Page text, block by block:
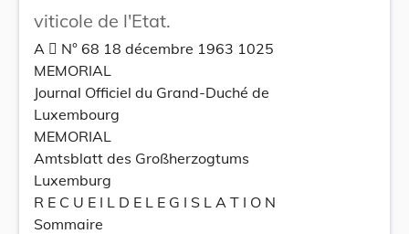
viticole de l'Etat.
A  N° 68 18 décembre 1963 1025
MEMORIAL
Journal Officiel du Grand-Duché de
Luxembourg
MEMORIAL
Amtsblatt des Großherzogtums
Luxemburg
R E C U E I L D E L E G I S L A T I O N
Sommaire